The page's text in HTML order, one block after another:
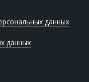
данных
данных